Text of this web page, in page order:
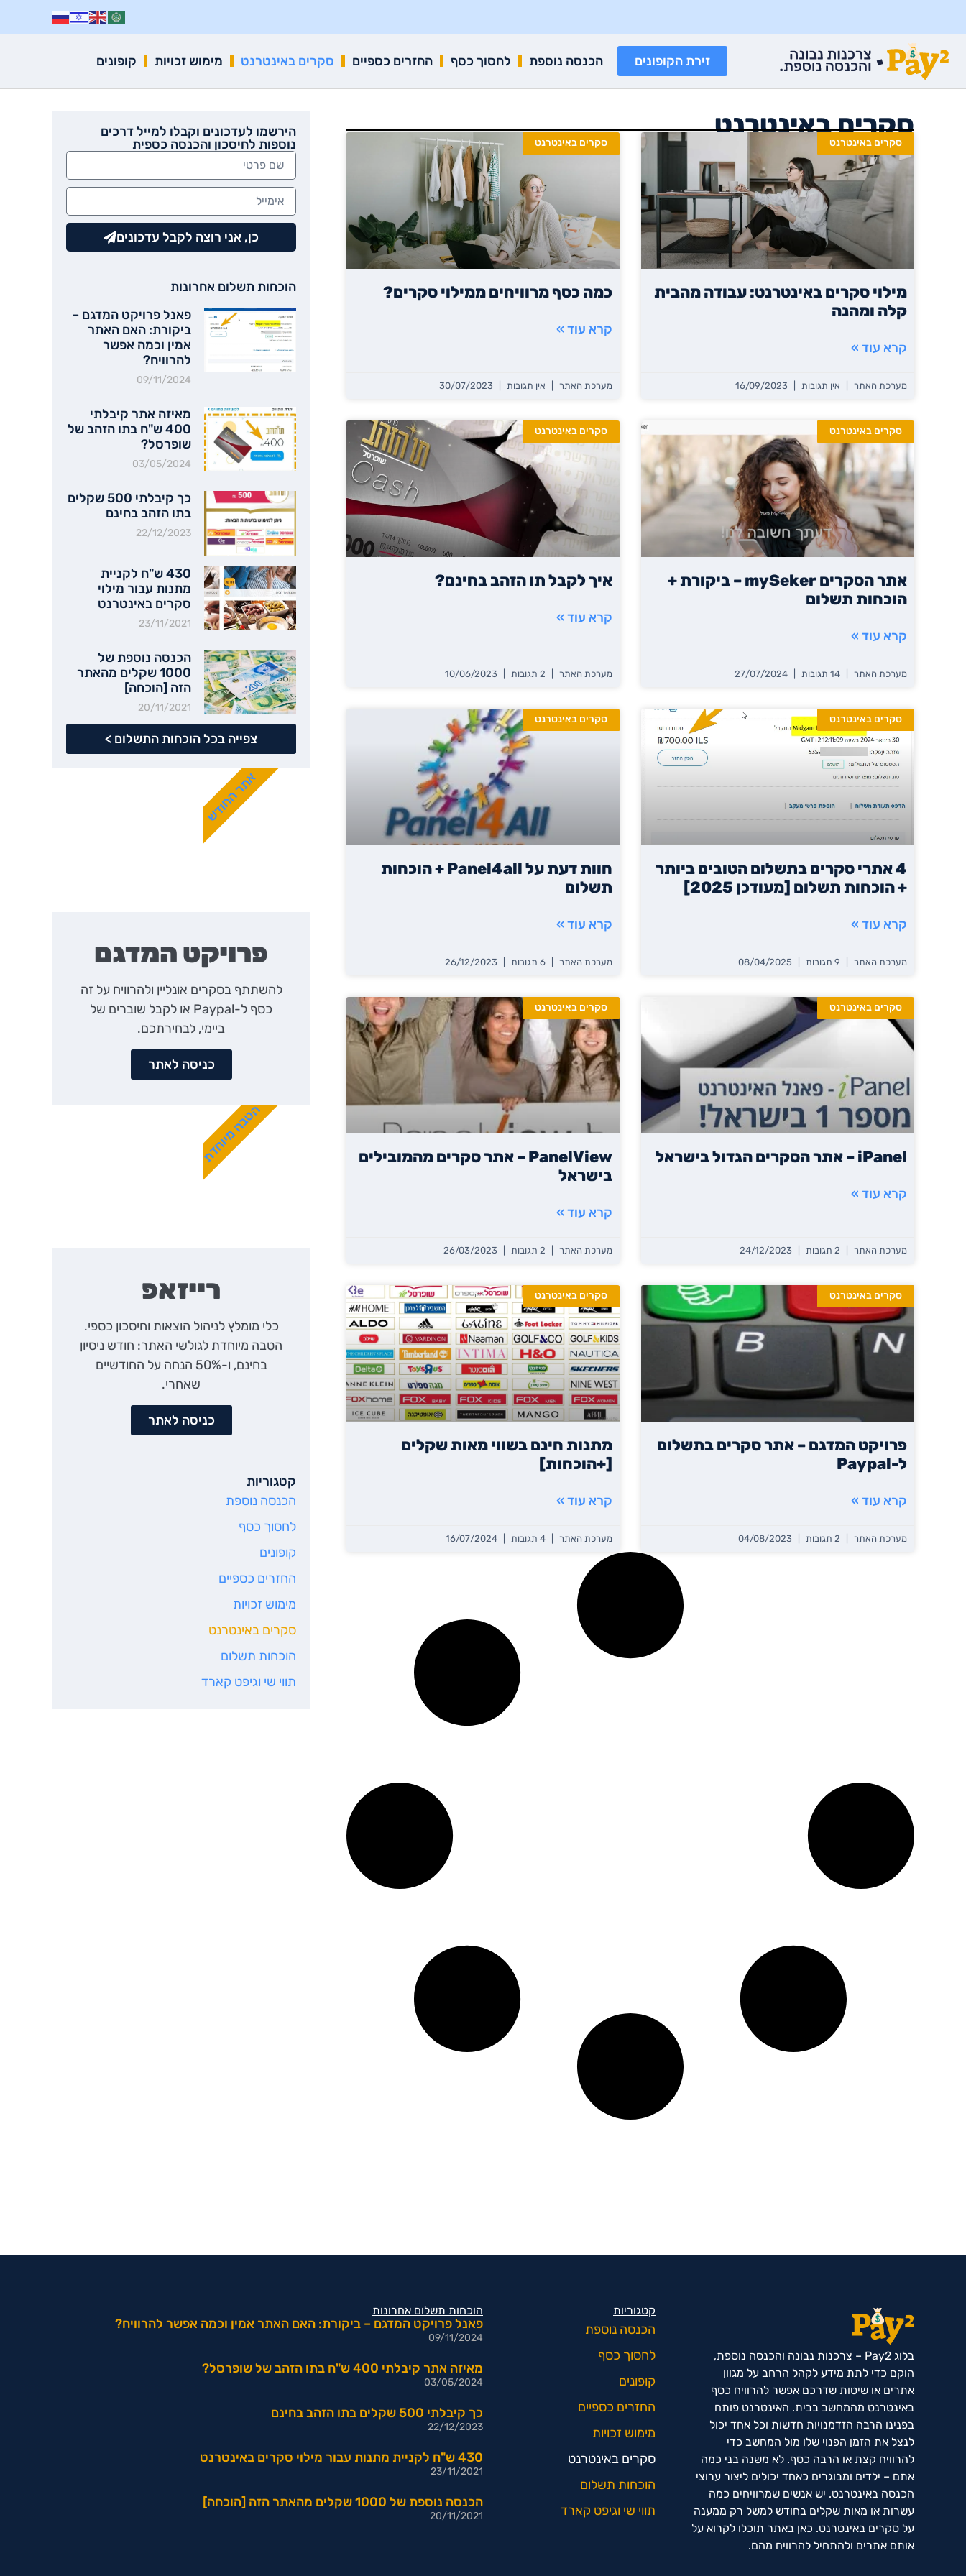
זירת הקופונים הכנסה נוספת לחסוך כסף החזרים כספיים סקרים באינטרנט מימוש זכויות קופונים
סקרים באינטרנט
סקרים באינטרנט
מילוי סקרים באינטרנט: עבודה מהבית
קלה ומהנה
קרא עוד »
מערכת האתר אין תגובות
סקרים באינטרנט
כמה כסף מרוויחים ממילוי סקרים?
קרא עוד »
מערכת האתר אין תגובות
סקרים באינטרנט
אתר הסקרים mySeker – ביקורת +
הוכחות תשלום
קרא עוד »
מערכת האתר
סקרים באינטרנט
איך לקבל תו הזהב בחינם?
קרא עוד »
מערכת האתר
סקרים באינטרנט
4 אתרי סקרים בתשלום הטובים ביותר
+ הוכחות תשלום [מעודכן 2025]
קרא עוד »
מערכת האתר
סקרים באינטרנט
חוות דעת על Panel4all + הוכחות
תשלום
קרא עוד »
מערכת האתר
סקרים באינטרנט
iPanel – אתר הסקרים הגדול בישראל
קרא עוד »
מערכת האתר
סקרים באינטרנט
PanelView – אתר סקרים מהמובילים
בישראל
קרא עוד »
מערכת האתר
סקרים באינטרנט
פרויקט המדגם – אתר סקרים בתשלום
ל-Paypal
קרא עוד »
מערכת האתר
סקרים באינטרנט
מתנות חינם בשווי מאות שקלים
[+הוכחות]
קרא עוד »
מערכת האתר
הירשמו לעדכונים וקבלו למייל דרכים
נוספות לחיסכון והכנסה כספית
כן, אני רוצה לקבל עדכונים
הוכחות תשלום אחרונות
פאנל פרויקט המדגם –
ביקורת: האם האתר
אמין וכמה אפשר
להרוויח?
09/11/2024
מאיזה אתר קיבלתי
400 ש"ח בתו הזהב של
שופרסל?
03/05/2024
כך קיבלתי 500 שקלים
בתו הזהב בחינם
22/12/2023
430 ש"ח לקניית
מתנות עבור מילוי
סקרים באינטרנט
23/11/2021
הכנסה נוספת של
1000 שקלים מהאתר
הזה [הוכחה]
20/11/2021
צפייה בכל הוכחות התשלום >
פרויקט המדגם
להשתתף בסקרים אונליין ולהרוויח על זה
כסף ל-Paypal או לקבל שוברים של
ביימי, לבחירתכם.
כניסה לאתר
אתר החודש
רייזאפ
כלי מומלץ לניהול הוצאות וחיסכון כספי.
הטבה מיוחדת לגולשי האתר: חודש ניסיון
בחינם, ו-50% הנחה על החודשיים
שאחרי.
כניסה לאתר
הטבה מיוחדת
קטגוריות
הכנסה נוספת
לחסוך כסף
קופונים
החזרים כספיים
מימוש זכויות
סקרים באינטרנט
הוכחות תשלום
תווי שי וגיפט קארד
בלוג Pay2 – צרכנות נבונה והכנסה נוספת,
הוקם כדי לתת מידע לקהל הרחב על מגוון
אתרים או שיטות שדרכם אפשר להרוויח כסף
באינטרנט מהמחשב בבית. האינטרנט פותח
בפנינו הרבה הזדמנויות חדשות וכל אחד יכול
לנצל את הזמן הפנוי שלו מול המחשב כדי
להרוויח קצת או הרבה כסף. לא משנה בני כמה
אתם – ילדים ומבוגרים כאחד יכולים ליצור ערוצי
הכנסה באינטרנט. יש אנשים שמרוויחים כמה
עשרות או מאות שקלים בחודש למשל רק ממענה
על סקרים באינטרנט. כאן באתר תוכלו לקרוא על
אותם אתרים ולהתחיל להרוויח מהם.
קטגוריות
הכנסה נוספת
לחסוך כסף
קופונים
החזרים כספיים
מימוש זכויות
סקרים באינטרנט
הוכחות תשלום
תווי שי וגיפט קארד
הוכחות תשלום אחרונות
פאנל פרויקט המדגם – ביקורת: האם האתר אמין וכמה אפשר להרוויח?
09/11/2024
מאיזה אתר קיבלתי 400 ש"ח בתו הזהב של שופרסל?
03/05/2024
כך קיבלתי 500 שקלים בתו הזהב בחינם
22/12/2023
430 ש"ח לקניית מתנות עבור מילוי סקרים באינטרנט
23/11/2021
הכנסה נוספת של 1000 שקלים מהאתר הזה [הוכחה]
20/11/2021